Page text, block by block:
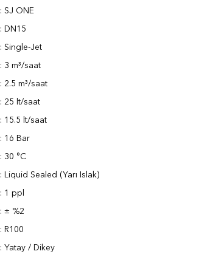
: SJ ONE
: DN15
: Single-Jet
: 3 m³/saat
: 2.5 m³/saat
: 25 lt/saat
: 15.5 lt/saat
: 16 Bar
: 30 °C
: Liquid Sealed (Yarı Islak)
: 1 ppl
: ± %2
: R100
: Yatay / Dikey